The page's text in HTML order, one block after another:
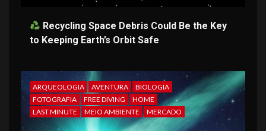
Recycling Space Debris Could Be the Key
to Keeping Earth’s Orbit Safe
ARQUEOLOGIA AVENTURA
BIOLOGIA
FOTOGRAFIA
FREE DIVING
HOME
LAST MINUTE
MEIO AMBIENTE MERCADO